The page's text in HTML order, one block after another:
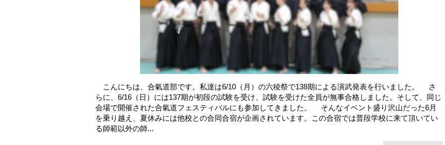
こんにちは、合氣道部です。私達は6/10（月）の六稜祭で138期による演武発表を行いました。 さ
らに、6/16（日）には137期が初段の試験を受け、試験を受けた全員が無事合格しました。そして、同じ
会場で開催された合氣道フェスティバルにも参加してきました。 そんなイベント盛り沢山だった6月
を乗り越え、夏休みには他校との合同合宿が企画されています。この合宿では普段学校に来て頂いてい
る師範以外の師...